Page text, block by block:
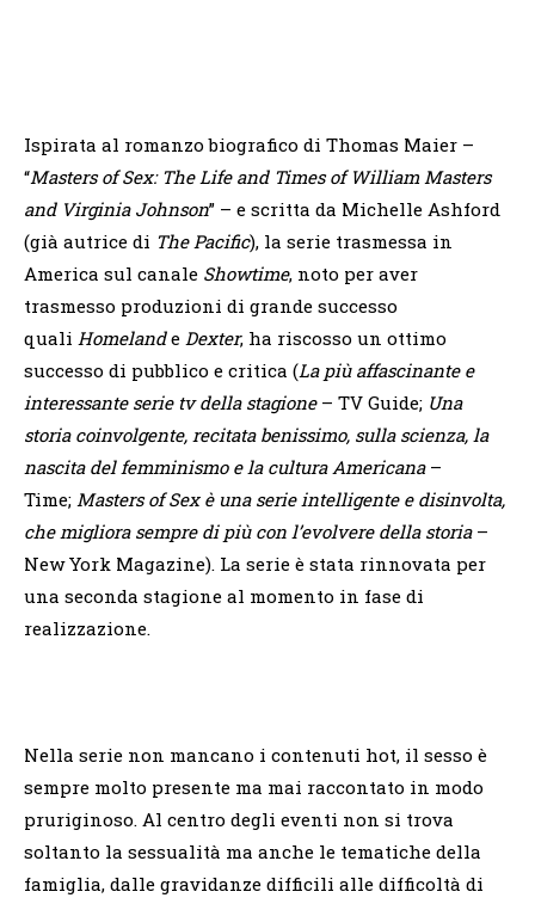
Ispirata al romanzo biografico di Thomas Maier –
“Masters of Sex: The Life and Times of William Masters
and Virginia Johnson” – e scritta da Michelle Ashford
(già autrice di The Pacific), la serie trasmessa in
America sul canale Showtime, noto per aver
trasmesso produzioni di grande successo
quali Homelande Dexter, ha riscosso un ottimo
successo di pubblico e critica (La più affascinante e
interessante serie tv della stagione– TV Guide; Una
storia coinvolgente, recitata benissimo, sulla scienza, la
nascita del femminismo e la cultura Americana–
Time; Masters of Sex è una serie intelligente e disinvolta,
che migliora sempre di più con l’evolvere della storia–
New York Magazine). La serie è stata rinnovata per
una seconda stagione al momento in fase di
realizzazione.
Nella serie non mancano i contenuti hot, il sesso è
sempre molto presente ma mai raccontato in modo
pruriginoso. Al centro degli eventi non si trova
soltanto la sessualità ma anche le tematiche della
famiglia, dalle gravidanze difficili alle difficoltà di